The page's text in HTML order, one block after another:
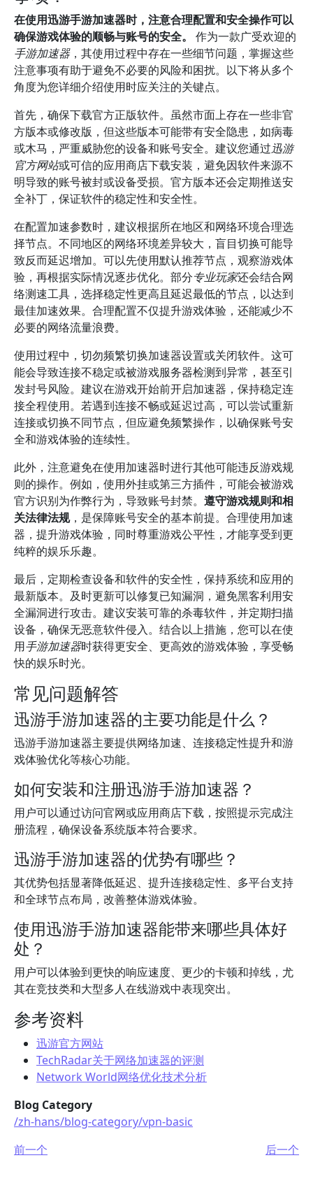
在使用迅游手游加速器时，注意合理配置和安全操作可以
确保游戏体验的顺畅与账号的安全。
作为一款广受欢迎的
手游加速器，其使用过程中存在一些细节问题，掌握这些
注意事项有助于避免不必要的风险和困扰。以下将从多个
角度为您详细介绍使用时应关注的关键点。
首先，确保下载官方正版软件。虽然市面上存在一些非官
方版本或修改版，但这些版本可能带有安全隐患，如病毒
或木马，严重威胁您的设备和账号安全。建议您通过迅游
官方网站或可信的应用商店下载安装，避免因软件来源不
明导致的账号被封或设备受损。官方版本还会定期推送安
全补丁，保证软件的稳定性和安全性。
在配置加速参数时，建议根据所在地区和网络环境合理选
择节点。不同地区的网络环境差异较大，盲目切换可能导
致反而延迟增加。可以先使用默认推荐节点，观察游戏体
验，再根据实际情况逐步优化。部分专业玩家还会结合网
络测速工具，选择稳定性更高且延迟最低的节点，以达到
最佳加速效果。合理配置不仅提升游戏体验，还能减少不
必要的网络流量浪费。
使用过程中，切勿频繁切换加速器设置或关闭软件。这可
能会导致连接不稳定或被游戏服务器检测到异常，甚至引
发封号风险。建议在游戏开始前开启加速器，保持稳定连
接全程使用。若遇到连接不畅或延迟过高，可以尝试重新
连接或切换不同节点，但应避免频繁操作，以确保账号安
全和游戏体验的连续性。
此外，注意避免在使用加速器时进行其他可能违反游戏规
则的操作。例如，使用外挂或第三方插件，可能会被游戏
官方识别为作弊行为，导致账号封禁。 遵守游戏规则和相
关法律法规，是保障账号安全的基本前提。合理使用加速
器，提升游戏体验，同时尊重游戏公平性，才能享受到更
纯粹的娱乐乐趣。
最后，定期检查设备和软件的安全性，保持系统和应用的
最新版本。及时更新可以修复已知漏洞，避免黑客利用安
全漏洞进行攻击。建议安装可靠的杀毒软件，并定期扫描
设备，确保无恶意软件侵入。结合以上措施，您可以在使
用手游加速器时获得更安全、更高效的游戏体验，享受畅
快的娱乐时光。
常见问题解答
迅游手游加速器的主要功能是什么？
迅游手游加速器主要提供网络加速、连接稳定性提升和游
戏体验优化等核心功能。
如何安装和注册迅游手游加速器？
用户可以通过访问官网或应用商店下载，按照提示完成注
册流程，确保设备系统版本符合要求。
迅游手游加速器的优势有哪些？
其优势包括显著降低延迟、提升连接稳定性、多平台支持
和全球节点布局，改善整体游戏体验。
使用迅游手游加速器能带来哪些具体好
处？
用户可以体验到更快的响应速度、更少的卡顿和掉线，尤
其在竞技类和大型多人在线游戏中表现突出。
参考资料
迅游官方网站
TechRadar关于网络加速器的评测
Network World网络优化技术分析
Blog Category
/zh-hans/blog-category/vpn-basic
前一个
后一个